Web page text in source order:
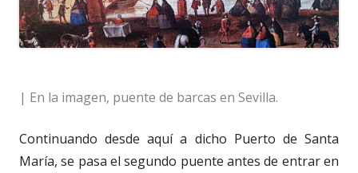
| En la imagen, puente de barcas en Sevilla.
Continuando desde aquí a dicho Puerto de Santa
María, se pasa el segundo puente antes de entrar en